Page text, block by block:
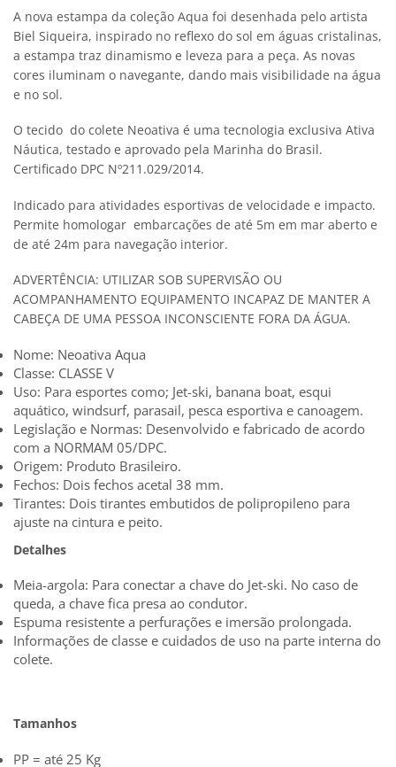
A nova estampa da coleção Aqua foi desenhada pelo artista
Biel Siqueira, inspirado no reflexo do sol em águas cristalinas,
a estampa traz dinamismo e leveza para a peça. As novas
cores iluminam o navegante, dando mais visibilidade na água
e no sol.
O tecido do colete Neoativa é uma tecnologia exclusiva Ativa
Náutica, testado e aprovado pela Marinha do Brasil.
Certificado DPC Nº211.029/2014.
Indicado para atividades esportivas de velocidade e impacto.
Permite homologar embarcações de até 5m em mar aberto e
de até 24m para navegação interior.
ADVERTÊNCIA: UTILIZAR SOB SUPERVISÃO OU
ACOMPANHAMENTO EQUIPAMENTO INCAPAZ DE MANTER A
CABEÇA DE UMA PESSOA INCONSCIENTE FORA DA ÁGUA.
Nome: Neoativa Aqua
Classe: CLASSE V
Uso: Para esportes como; Jet-ski, banana boat, esqui
aquático, windsurf, parasail, pesca esportiva e canoagem.
Legislação e Normas: Desenvolvido e fabricado de acordo
com a NORMAM 05/DPC.
Origem: Produto Brasileiro.
Fechos: Dois fechos acetal 38 mm.
Tirantes: Dois tirantes embutidos de polipropileno para
ajuste na cintura e peito.
Detalhes
Meia-argola: Para conectar a chave do Jet-ski. No caso de
queda, a chave fica presa ao condutor.
Espuma resistente a perfurações e imersão prolongada.
Informações de classe e cuidados de uso na parte interna do
colete.
Tamanhos
PP = até 25 Kg